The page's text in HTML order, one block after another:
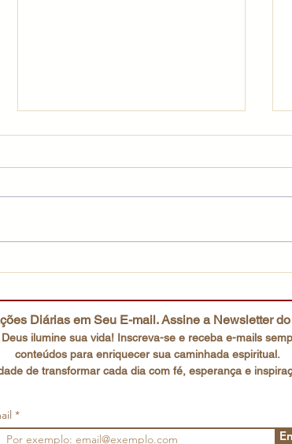
Diárias em Seu E-mail. Assine a Newsletter
ilumine sua vida! Inscreva-se e receba e-mails
conteúdos para enriquecer sua caminhada espiritual.
de transformar cada dia com fé, esperança e